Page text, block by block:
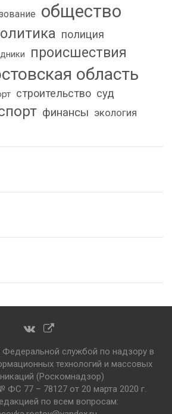
общество
полиция
происшествия
область
строительство суд
финансы экология
Федеральной службой по надзору в
технологий и массовых
(Роскомнадзор)
77 – 78127 от 20 марта 2020 г.
по всем вопросам: